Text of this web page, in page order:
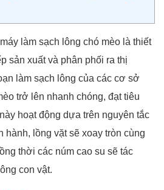
làm sạch lông chó mèo là thiết
sản xuất và phân phối ra thị
làm sạch lông của các cơ sở
trở lên nhanh chóng, đạt tiêu
hoạt động dựa trên nguyên tắc
hành, lồng vặt sẽ xoay tròn cùng
thời các núm cao su sẽ tác
con vật.